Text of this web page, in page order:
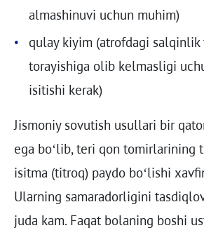
almashinuvi uchun muhim)
qulay kiyim (atrofdagi
torayishiga olib kelmasligi
isitishi kerak)
Jismoniy sovutish usullari bir
ega bo‘lib, teri qon tomirlarining
isitma (titroq) paydo bo‘lishi
Ularning samaradorligini
juda kam. Faqat bolaning boshi